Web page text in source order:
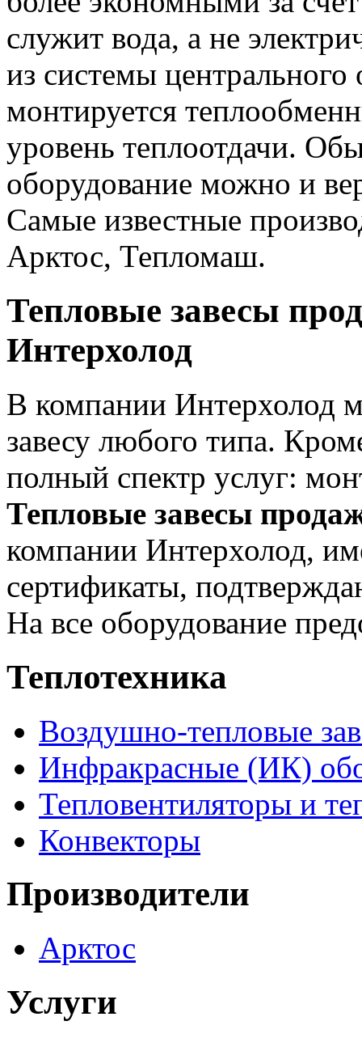
служит вода, а не
из системы
монтируется
уровень теплоотдачи.
оборудование можно и
Самые известные
Арктос, Тепломаш.
Тепловые завесы
Интерхолод
В компании Интерхолод
завесу любого типа.
полный спектр услуг:
Тепловые завесы
компании Интерхолод,
сертификаты,
На все оборудование
Теплотехника
Воздушно-тепловые
Инфракрасные (ИК)
Тепловентиляторы и
Конвекторы
Производители
Арктос
Услуги